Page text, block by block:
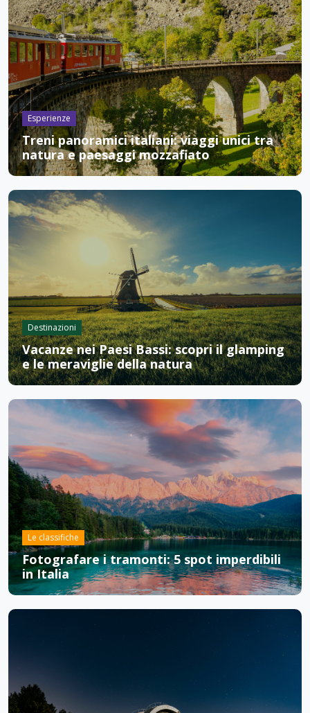
Esperienze
Treni panoramici italiani: viaggi unici tra
natura e paesaggi mozzafiato
Destinazioni
Vacanze nei Paesi Bassi: scopri il glamping
e le meraviglie della natura
Le classifiche
Fotografare i tramonti: 5 spot imperdibili
in Italia